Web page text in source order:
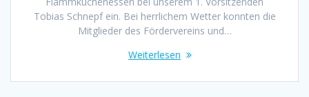
Tobias Schnepf ein. Bei herrlichem Wetter konnten die
Mitglieder des Fördervereins und…
Weiterlesen